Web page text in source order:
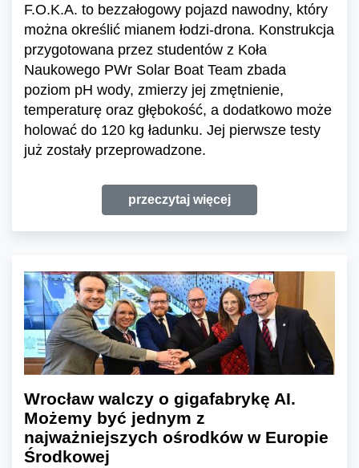
F.O.K.A. to bezzałogowy pojazd nawodny, który
można określić mianem łodzi-drona. Konstrukcja
przygotowana przez studentów z Koła
Naukowego PWr Solar Boat Team zbada
poziom pH wody, zmierzy jej zmętnienie,
temperaturę oraz głębokość, a dodatkowo może
holować do 120 kg ładunku. Jej pierwsze testy
już zostały przeprowadzone.
przeczytaj więcej
Wrocław walczy o gigafabrykę AI.
Możemy być jednym z
najważniejszych ośrodków w Europie
Środkowej